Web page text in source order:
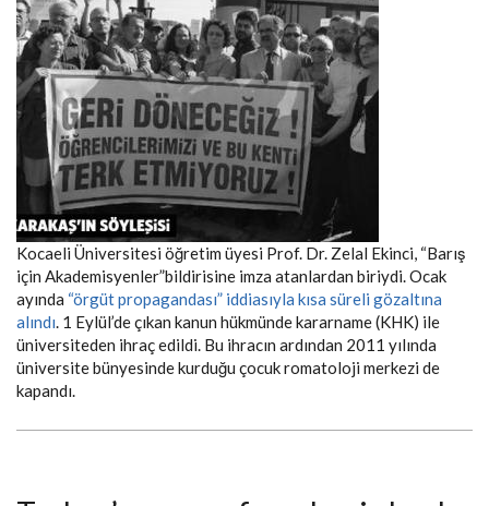
Kocaeli Üniversitesi öğretim üyesi Prof. Dr. Zelal Ekinci, “Barış
için Akademisyenler”bildirisine imza atanlardan biriydi. Ocak
ayında “örgüt propagandası” iddiasıyla kısa süreli gözaltına
alındı. 1 Eylül’de çıkan kanun hükmünde kararname (KHK) ile
üniversiteden ihraç edildi. Bu ihracın ardından 2011 yılında
üniversite bünyesinde kurduğu çocuk romatoloji merkezi de
kapandı.